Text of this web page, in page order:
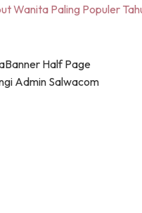
Wanita Paling Populer
Banner Half Page
Admin Salwacom